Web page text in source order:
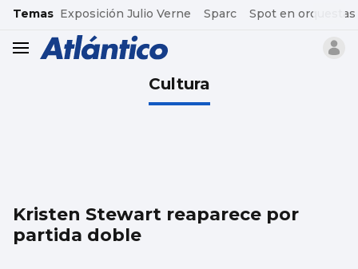
common.go-to-content
Temas Exposición Julio Verne Sparc Spot en orquestas
header.menu.open
Cultura
Kristen Stewart reaparece por
partida doble